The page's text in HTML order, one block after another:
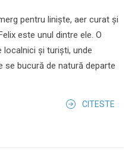
pentru liniște, aer curat și
este unul dintre ele. O
localnici și turiști, unde
se bucură de natură departe
CITESTE